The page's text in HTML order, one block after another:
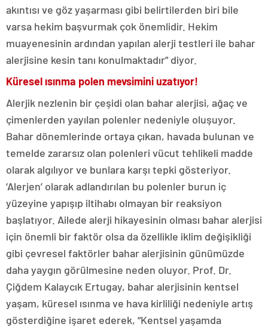
akıntısı ve göz yaşarması gibi belirtilerden biri bile
varsa hekim başvurmak çok önemlidir. Hekim
muayenesinin ardından yapılan alerji testleri ile bahar
alerjisine kesin tanı konulmaktadır” diyor.
Küresel ısınma polen mevsimini uzatıyor!
Alerjik nezlenin bir çeşidi olan bahar alerjisi, ağaç ve
çimenlerden yayılan polenler nedeniyle oluşuyor.
Bahar dönemlerinde ortaya çıkan, havada bulunan ve
temelde zararsız olan polenleri vücut tehlikeli madde
olarak algılıyor ve bunlara karşı tepki gösteriyor.
‘Alerjen’ olarak adlandırılan bu polenler burun iç
yüzeyine yapışıp iltihabı olmayan bir reaksiyon
başlatıyor. Ailede alerji hikayesinin olması bahar alerjisi
için önemli bir faktör olsa da özellikle iklim değişikliği
gibi çevresel faktörler bahar alerjisinin günümüzde
daha yaygın görülmesine neden oluyor. Prof. Dr.
Çiğdem Kalaycık Ertugay, bahar alerjisinin kentsel
yaşam, küresel ısınma ve hava kirliliği nedeniyle artış
gösterdiğine işaret ederek, “Kentsel yaşamda